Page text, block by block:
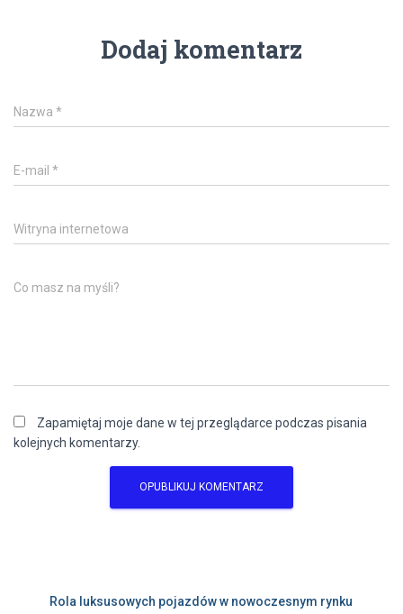
Dodaj komentarz
Nazwa *
E-mail *
Witryna internetowa
Co masz na myśli?
Zapamiętaj moje dane w tej przeglądarce podczas pisania
kolejnych komentarzy.
Rola luksusowych pojazdów w nowoczesnym rynku